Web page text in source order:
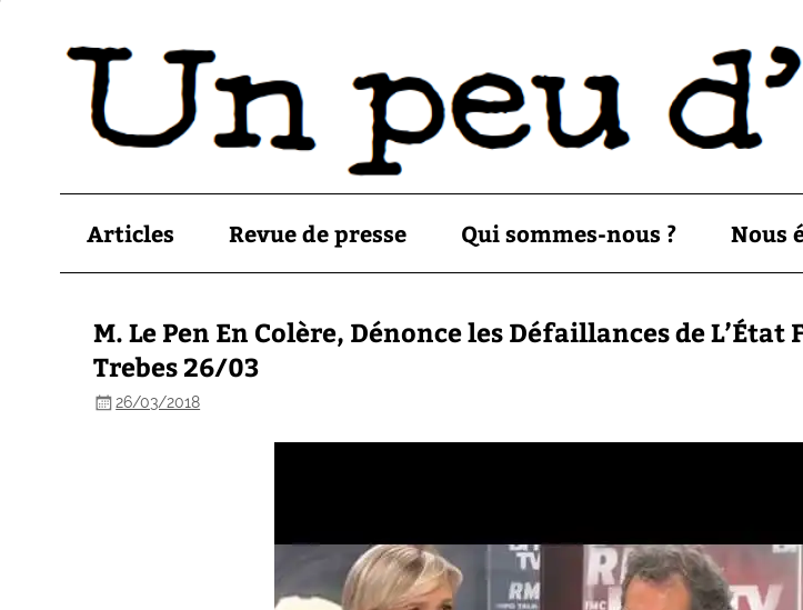
Articles Revue de presse Qui sommes-nous ? Nous
M. Le Pen En Colère, Dénonce les Défaillances de L’État
Trebes 26/03
26/03/2018